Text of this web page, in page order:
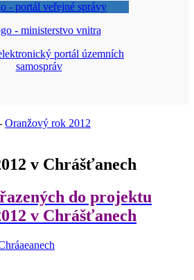
Oranžový rok 2012
v Chrášťanech
do projektu
v Chrášťanech